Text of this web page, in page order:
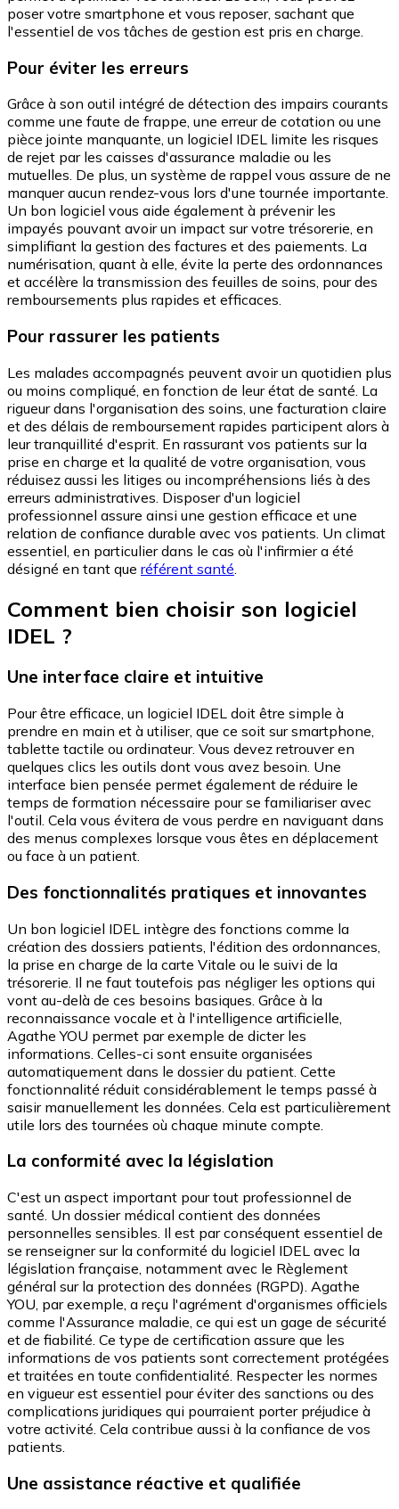
poser votre smartphone et vous reposer, sachant que
l'essentiel de vos tâches de gestion est pris en charge.
Pour éviter les erreurs
Grâce à son outil intégré de détection des impairs courants
comme une faute de frappe, une erreur de cotation ou une
pièce jointe manquante, un logiciel IDEL limite les risques
de rejet par les caisses d'assurance maladie ou les
mutuelles. De plus, un système de rappel vous assure de ne
manquer aucun rendez-vous lors d'une tournée importante.
Un bon logiciel vous aide également à prévenir les
impayés pouvant avoir un impact sur votre trésorerie, en
simplifiant la gestion des factures et des paiements. La
numérisation, quant à elle, évite la perte des ordonnances
et accélère la transmission des feuilles de soins, pour des
remboursements plus rapides et efficaces.
Pour rassurer les patients
Les malades accompagnés peuvent avoir un quotidien plus
ou moins compliqué, en fonction de leur état de santé. La
rigueur dans l'organisation des soins, une facturation claire
et des délais de remboursement rapides participent alors à
leur tranquillité d'esprit. En rassurant vos patients sur la
prise en charge et la qualité de votre organisation, vous
réduisez aussi les litiges ou incompréhensions liés à des
erreurs administratives. Disposer d'un logiciel
professionnel assure ainsi une gestion efficace et une
relation de confiance durable avec vos patients. Un climat
essentiel, en particulier dans le cas où l'infirmier a été
désigné en tant que référent santé
Comment bien choisir son logiciel
IDEL ?
Une interface claire et intuitive
Pour être efficace, un logiciel IDEL doit être simple à
prendre en main et à utiliser, que ce soit sur smartphone,
tablette tactile ou ordinateur. Vous devez retrouver en
quelques clics les outils dont vous avez besoin. Une
interface bien pensée permet également de réduire le
temps de formation nécessaire pour se familiariser avec
l'outil. Cela vous évitera de vous perdre en naviguant dans
des menus complexes lorsque vous êtes en déplacement
ou face à un patient.
Des fonctionnalités pratiques et innovantes
Un bon logiciel IDEL intègre des fonctions comme la
création des dossiers patients, l'édition des ordonnances,
la prise en charge de la carte Vitale ou le suivi de la
trésorerie. Il ne faut toutefois pas négliger les options qui
vont au-delà de ces besoins basiques. Grâce à la
reconnaissance vocale et à l'intelligence artificielle,
Agathe YOU permet par exemple de dicter les
informations. Celles-ci sont ensuite organisées
automatiquement dans le dossier du patient. Cette
fonctionnalité réduit considérablement le temps passé à
saisir manuellement les données. Cela est particulièrement
utile lors des tournées où chaque minute compte.
La conformité avec la législation
C'est un aspect important pour tout professionnel de
santé. Un dossier médical contient des données
personnelles sensibles. Il est par conséquent essentiel de
se renseigner sur la conformité du logiciel IDEL avec la
législation française, notamment avec le Règlement
général sur la protection des données (RGPD). Agathe
YOU, par exemple, a reçu l'agrément d'organismes officiels
comme l'Assurance maladie, ce qui est un gage de sécurité
et de fiabilité. Ce type de certification assure que les
informations de vos patients sont correctement protégées
et traitées en toute confidentialité. Respecter les normes
en vigueur est essentiel pour éviter des sanctions ou des
complications juridiques qui pourraient porter préjudice à
votre activité. Cela contribue aussi à la confiance de vos
patients.
Une assistance réactive et qualifiée